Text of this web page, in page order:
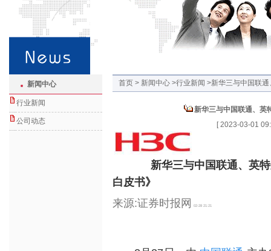
新闻中心
行业新闻
公司动态
首页 > 新闻中心 >行业新闻 >新华三与中国联
新华三与中国联通、英
[2023-03-01
新华三与中国联通、英
白皮书》
来源:证券时报网
02-28 21:21